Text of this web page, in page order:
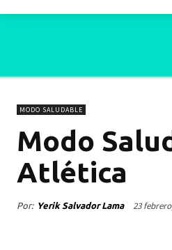
MODO SALUDABLE
Modo
Atlética
Por: Yerik Salvador Lama 23